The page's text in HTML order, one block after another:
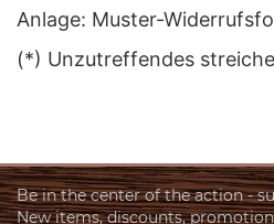
Anlage: Muster-
(*) Unzutreffendes
Be in the center of the action -
New items, discounts,